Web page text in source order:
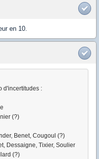
en 10.
d'incertitudes :
(?)
Benet, Cougoul (?)
Dessaigne, Tixier, Soulier
(?)